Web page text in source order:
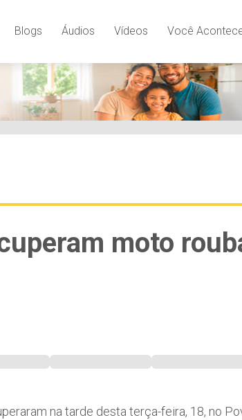
Blogs Áudios Vídeos Você
moto
na tarde desta terça-feira, 18, no